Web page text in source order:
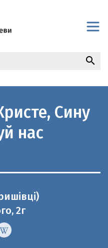
search
Сину
нас
2г